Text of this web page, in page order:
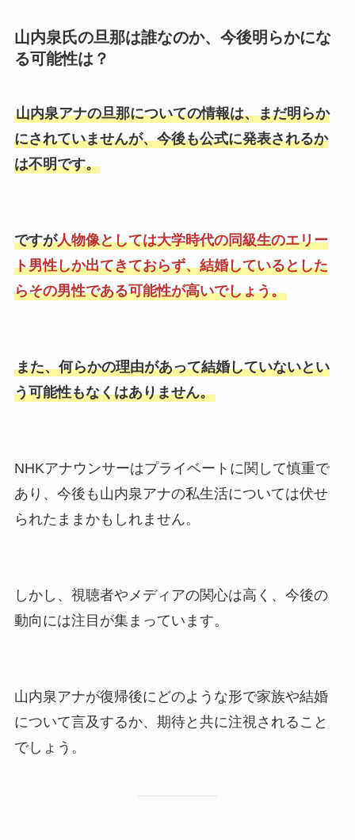
山内泉氏の旦那は誰なのか、今後明らかにな
る可能性は？
山内泉アナの旦那についての情報は、まだ明らか
にされていませんが、今後も公式に発表されるか
は不明です。
ですが人物像としては大学時代の同級生のエリー
ト男性しか出てきておらず、結婚しているとした
らその男性である可能性が高いでしょう。
また、何らかの理由があって結婚していないとい
う可能性もなくはありません。
NHKアナウンサーはプライベートに関して慎重で
あり、今後も山内泉アナの私生活については伏せ
られたままかもしれません。
しかし、視聴者やメディアの関心は高く、今後の
動向には注目が集まっています。
山内泉アナが復帰後にどのような形で家族や結婚
について言及するか、期待と共に注視されること
でしょう。